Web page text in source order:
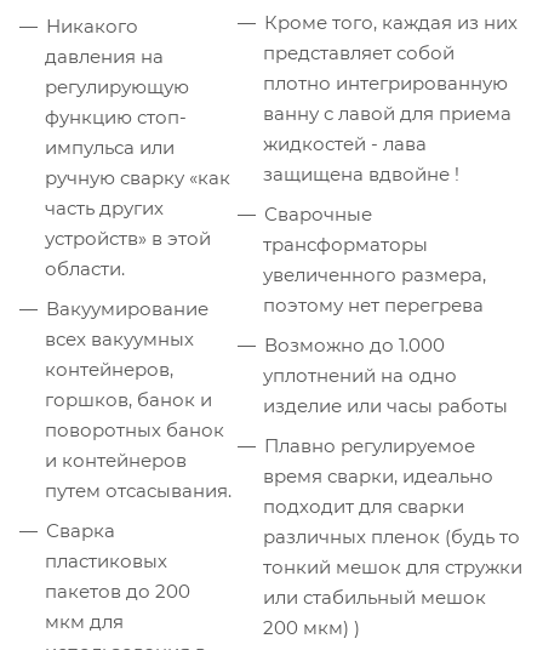
Никакого
давления на
регулирующую
функцию стоп-
импульса или
ручную сварку «как
часть других
устройств» в этой
области.
Вакуумирование
всех вакуумных
контейнеров,
горшков, банок и
поворотных банок
и контейнеров
путем отсасывания.
Сварка
пластиковых
пакетов до 200
мкм для
Кроме того, каждая из них
представляет собой
плотно интегрированную
ванну с лавой для приема
жидкостей - лава
защищена вдвойне !
Сварочные
трансформаторы
увеличенного размера,
поэтому нет перегрева
Возможно до 1.000
уплотнений на одно
изделие или часы работы
Плавно регулируемое
время сварки, идеально
подходит для сварки
различных пленок (будь то
тонкий мешок для стружки
или стабильный мешок
200 мкм) )